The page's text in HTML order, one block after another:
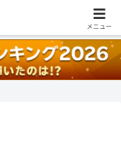
一覧はこちら
メニュー